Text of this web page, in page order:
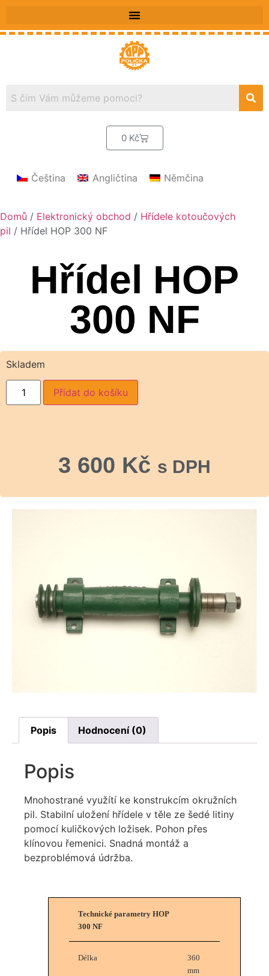
0 Kč
Čeština Angličtina Němčina
Domů / Elektronický obchod / Hřídele kotoučových
pil / Hřídel HOP 300 NF
Hřídel HOP
300 NF
Skladem
Přidat do košíku
3 600 Kč s DPH
Popis Hodnocení (0)
Popis
Mnohostrané využítí ke konstrukcím okružních
pil. Stabilní uložení hřídele v těle ze šedé litiny
pomocí kuličkových ložisek. Pohon přes
klínovou řemenici. Snadná montáž a
bezproblémová údržba.
Technické parametry HOP
300 NF
Délka
360
mm